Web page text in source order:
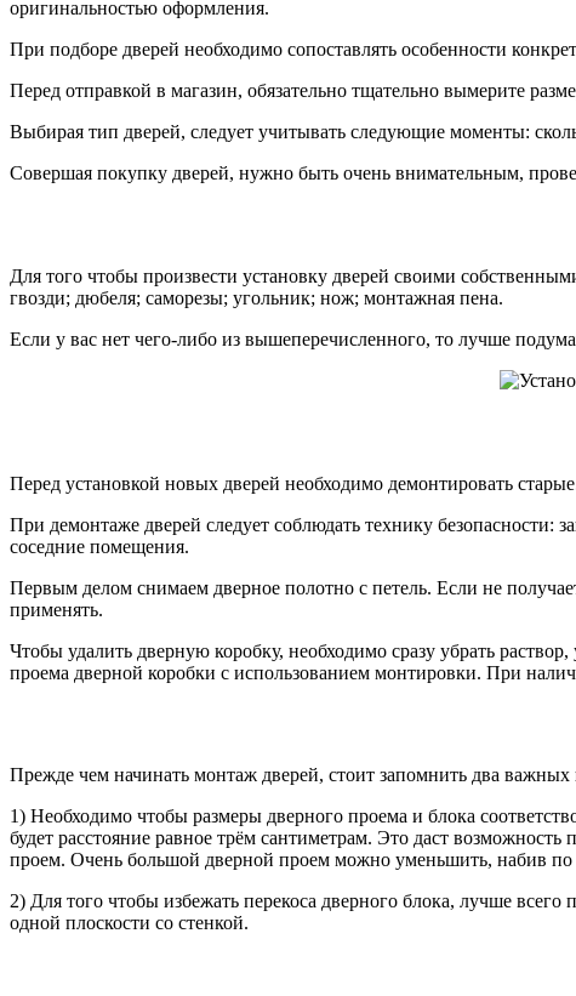
оригинальностью оформления.
При подборе дверей необходимо сопоставлять особенности
Перед отправкой в магазин, обязательно тщательно вымерите
Выбирая тип дверей, следует учитывать следующие моменты:
Совершая покупку дверей, нужно быть очень внимательным,
Для того чтобы произвести установку дверей своими
гвозди; дюбеля; саморезы; угольник; нож; монтажная пена.
Если у вас нет чего-либо из вышеперечисленного, то лучше
Перед установкой новых дверей необходимо демонтировать
При демонтаже дверей следует соблюдать технику безопасности:
соседние помещения.
Первым делом снимаем дверное полотно с петель. Если не
применять.
Чтобы удалить дверную коробку, необходимо сразу убрать
проема дверной коробки с использованием монтировки. При
Прежде чем начинать монтаж дверей, стоит запомнить два важных
1) Необходимо чтобы размеры дверного проема и блока
будет расстояние равное трём сантиметрам. Это даст
проем. Очень большой дверной проем можно уменьшить, набив по
2) Для того чтобы избежать перекоса дверного блока, лучше
одной плоскости со стенкой.